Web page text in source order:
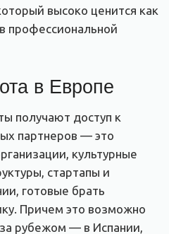
высоко ценится как
профессиональной
в Европе
получают доступ к
партнеров — это
культурные
стартапы и
готовые брать
Причем это возможно
рубежом — в Испании,